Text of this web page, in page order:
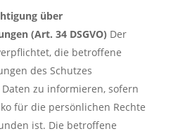
über
(Art. 34 DSGVO) Der
die betroffene
des Schutzes
zu informieren, sofern
für die persönlichen Rechte
ist. Die betroffene